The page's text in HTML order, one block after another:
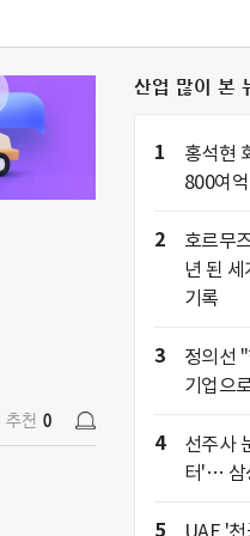
추천 0
산업 많이 본